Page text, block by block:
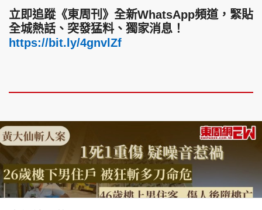
立即追蹤《東周刊》全新WhatsApp頻道，緊貼
全城熱話、突發猛料、獨家消息！
https://bit.ly/4gnvlZf